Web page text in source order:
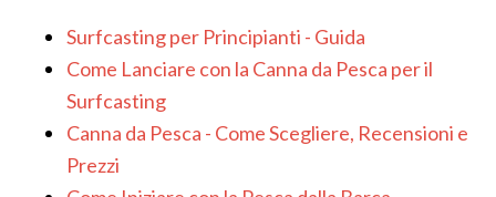
Surfcasting per Principianti - Guida
Come Lanciare con la Canna da Pesca per il
Surfcasting
Canna da Pesca - Come Scegliere, Recensioni e
Prezzi